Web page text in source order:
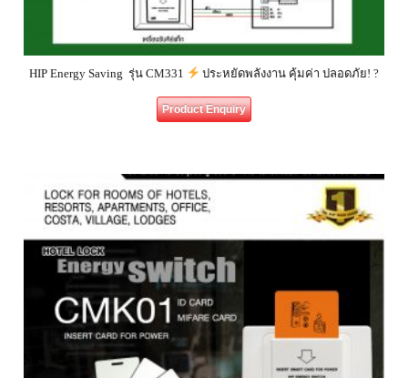
HIP Energy Saving รุ่น CM331 ประหยัดพลังงาน คุ้มค่า ปลอดภัย! ?
Product Enquiry